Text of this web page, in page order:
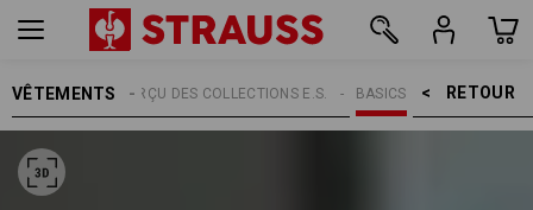
VÊTEMENTS RETOUR    >
BASICS
APERÇU DES COLLECTIONS E.S.
THÈMES